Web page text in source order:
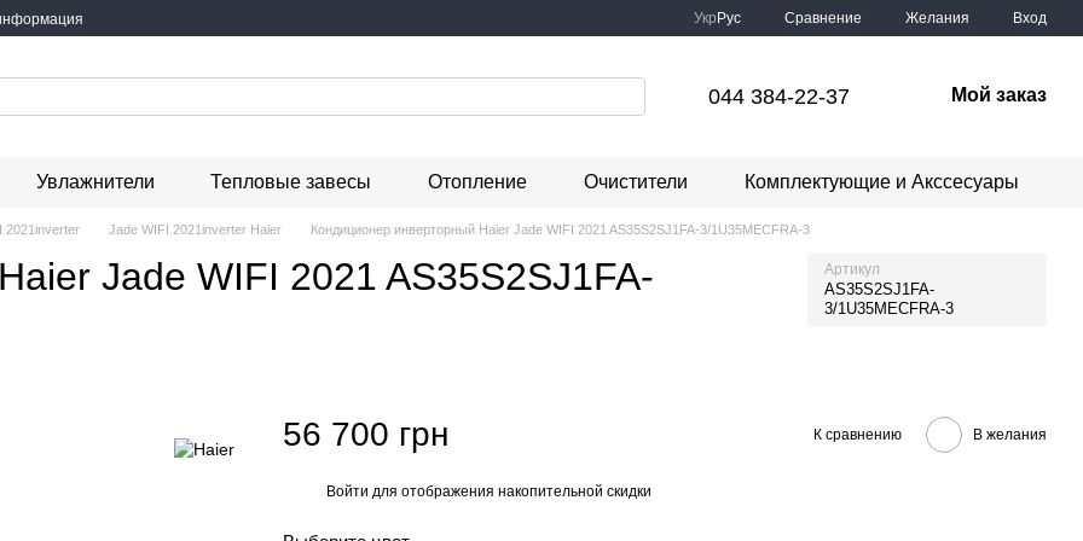
Укр Рус Сравнение Желания Вход
044 384-22-37 Мой заказ
Увлажнители Тепловые завесы Отопление Очистители Комплектующие и Акссесуары
2021inverter Jade WIFI 2021inverter Haier Кондиционер инверторный Haier Jade WIFI 2021 AS35S2SJ1FA-3/1U35MECFRA-3
Jade WIFI 2021 AS35S2SJ1FA-
Артикул
AS35S2SJ1FA-
3/1U35MECFRA-3
56 700 грн К сравнению В желания
Войти для отображения накопительной скидки